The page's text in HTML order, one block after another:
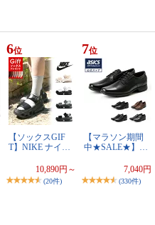
6位
【ソックスGIF
T】NIKE ナイ…
10,890円～
(20件)
7位
【マラソン期間
中★SALE★】…
7,040円
(330件)